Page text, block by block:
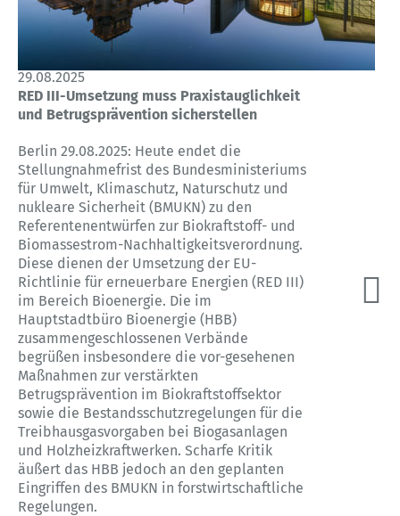
29.08.2025
RED III-Umsetzung muss Praxistauglichkeit
und Betrugsprävention sicherstellen
Berlin 29.08.2025: Heute endet die
Stellungnahmefrist des Bundesministeriums
für Umwelt, Klimaschutz, Naturschutz und
nukleare Sicherheit (BMUKN) zu den
Referentenentwürfen zur Biokraftstoff- und
Biomassestrom-Nachhaltigkeitsverordnung.
Diese dienen der Umsetzung der EU-
Richtlinie für erneuerbare Energien (RED III)
im Bereich Bioenergie. Die im
Hauptstadtbüro Bioenergie (HBB)
zusammengeschlossenen Verbände
begrüßen insbesondere die vor-gesehenen
Maßnahmen zur verstärkten
Betrugsprävention im Biokraftstoffsektor
sowie die Bestandsschutzregelungen für die
Treibhausgasvorgaben bei Biogasanlagen
und Holzheizkraftwerken. Scharfe Kritik
äußert das HBB jedoch an den geplanten
Eingriffen des BMUKN in forstwirtschaftliche
Regelungen.